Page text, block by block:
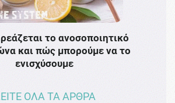
το ανοσοποιητικό
και πώς μπορούμε να το
ενισχύσουμε
ΟΛΑ ΤΑ ΑΡΘΡΑ